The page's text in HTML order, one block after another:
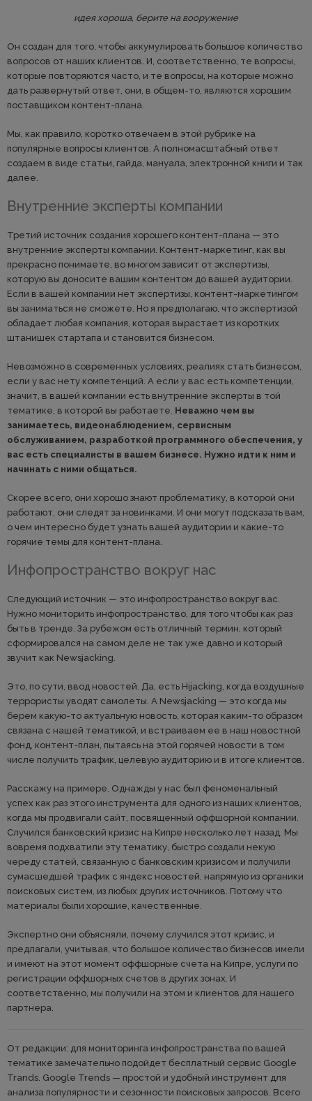
идея хороша, берите на вооружение
Он создан для того, чтобы аккумулировать большое количество
вопросов от наших клиентов. И, соответственно, те вопросы,
которые повторяются часто, и те вопросы, на которые можно
дать развернутый ответ, они, в общем-то, являются хорошим
поставщиком контент-плана.
Мы, как правило, коротко отвечаем в этой рубрике на
популярные вопросы клиентов. А полномасштабный ответ
создаем в виде статьи, гайда, мануала, электронной книги и так
далее.
Внутренние эксперты компании
Третий источник создания хорошего контент-плана — это
внутренние эксперты компании. Контент-маркетинг, как вы
прекрасно понимаете, во многом зависит от экспертизы,
которую вы доносите вашим контентом до вашей аудитории.
Если в вашей компании нет экспертизы, контент-маркетингом
вы заниматься не сможете. Но я предполагаю, что экспертизой
обладает любая компания, которая вырастает из коротких
штанишек стартапа и становится бизнесом.
Невозможно в современных условиях, реалиях стать бизнесом,
если у вас нету компетенций. А если у вас есть компетенции,
значит, в вашей компании есть внутренние эксперты в той
тематике, в которой вы работаете. Неважно чем вы
занимаетесь, видеонаблюдением, сервисным
обслуживанием, разработкой программного обеспечения, у
вас есть специалисты в вашем бизнесе. Нужно идти к ним и
начинать с ними общаться.
Скорее всего, они хорошо знают проблематику, в которой они
работают, они следят за новинками. И они могут подсказать вам,
о чем интересно будет узнать вашей аудитории и какие-то
горячие темы для контент-плана.
Инфопространство вокруг нас
Следующий источник — это инфопространство вокруг вас.
Нужно мониторить инфопространство, для того чтобы как раз
быть в тренде. За рубежом есть отличный термин, который
сформировался на самом деле не так уже давно и который
звучит как Newsjacking.
Это, по сути, ввод новостей. Да, есть Hijacking, когда воздушные
террористы уводят самолеты. А Newsjacking — это когда мы
берем какую-то актуальную новость, которая каким-то образом
связана с нашей тематикой, и встраиваем ее в наш новостной
фонд, контент-план, пытаясь на этой горячей новости в том
числе получить трафик, целевую аудиторию и в итоге клиентов.
Расскажу на примере. Однажды у нас был феноменальный
успех как раз этого инструмента для одного из наших клиентов,
когда мы продвигали сайт, посвященный оффшорной компании.
Случился банковский кризис на Кипре несколько лет назад. Мы
вовремя подхватили эту тематику, быстро создали некую
череду статей, связанную с банковским кризисом и получили
сумасшедшей трафик с яндекс новостей, напрямую из органики
поисковых систем, из любых других источников. Потому что
материалы были хорошие, качественные.
Экспертно они объясняли, почему случился этот кризис, и
предлагали, учитывая, что большое количество бизнесов имели
и имеют на этот момент оффшорные счета на Кипре, услуги по
регистрации оффшорных счетов в других зонах. И
соответственно, мы получили на этом и клиентов для нашего
партнера.
От редакции: для мониторинга инфопространства по вашей
тематике замечательно подойдет бесплатный сервис Google
Trands. Google Trends — простой и удобный инструмент для
анализа популярности и сезонности поисковых запросов. Всего